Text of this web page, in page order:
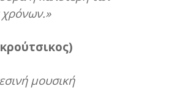
χρόνων.»
μουσική